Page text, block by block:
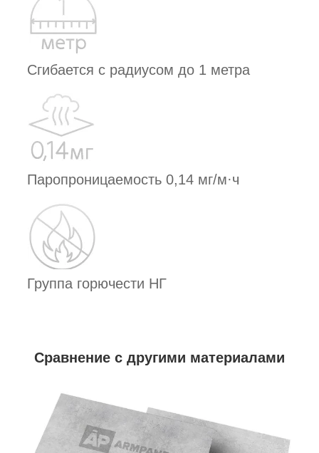
Сгибается с радиусом до 1 метра
Паропроницаемость 0,14 мг/м·ч
Группа горючести НГ
Сравнение с другими материалами